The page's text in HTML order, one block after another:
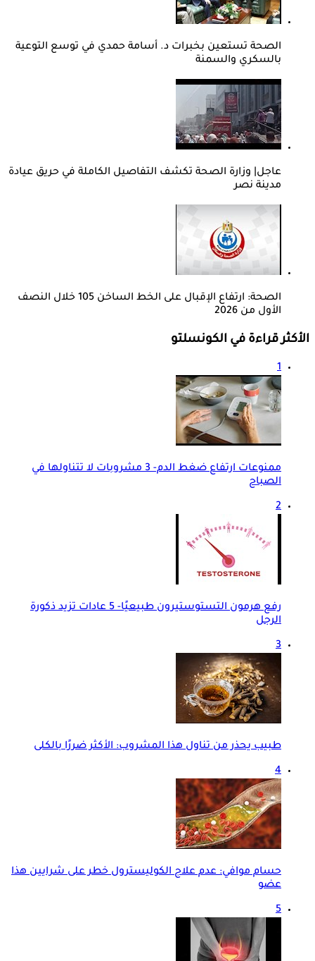
الصحة تستعين بخبرات د. أسامة حمدي في توسع التوعية
بالسكري والسمنة
عاجل| وزارة الصحة تكشف التفاصيل الكاملة في حريق عيادة
مدينة نصر
الصحة: ارتفاع الإقبال على الخط الساخن 105 خلال النصف
الأول من 2026
الأكثر قراءة في الكونسلتو
1
ممنوعات ارتفاع ضغط الدم- 3 مشروبات لا تتناولها في
الصباح
2
رفع هرمون التستوستيرون طبيعيًا- 5 عادات تزيد ذكورة
الرجل
3
طبيب يحذر من تناول هذا المشروب: الأكثر ضررًا بالكلى
4
حسام موافي: عدم علاج الكوليسترول خطر على شرايين هذا
عضو
5